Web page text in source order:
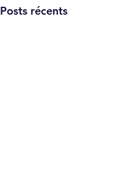
Posts récents